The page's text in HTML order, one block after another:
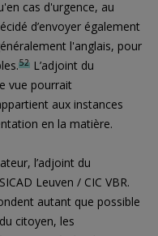
cas d'urgence, au
d’envoyer également
l'anglais, pour
52 L’adjoint du
vue pourrait
aux instances
en la matière.
l’adjoint du
Leuven / CIC VBR.
autant que possible
citoyen, les